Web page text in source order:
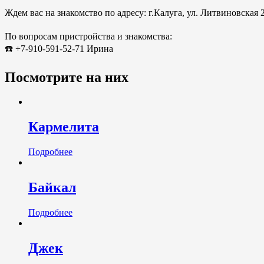
Ждем вас на знакомство по адресу: г.Калуга, ул.
По вопросам пристройства и знакомства:
☎️ +7-910-591-52-71 Ирина
Посмотрите на них
Кармелита
Подробнее
Байкал
Подробнее
Джек